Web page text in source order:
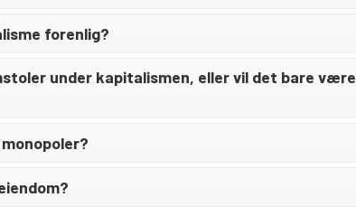
forenlig?
under kapitalismen, eller vil det bare være